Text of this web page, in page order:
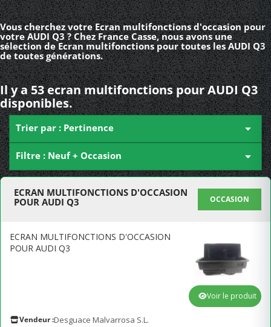
Vous cherchez votre Ecran multifonctions d'occasion pour
votre AUDI Q3 ? Chez France Casse, nous avons une
sélection de Ecran multifonctions pour toutes les AUDI Q3
de toutes générations.
Il y a 53 ecran multifonctions pour AUDI Q3
disponibles.
Trier par : Pertinence 
Filtre : Neuf + Occasion 
ECRAN MULTIFONCTIONS D'OCCASION
POUR AUDI Q3
OCCASION
ECRAN MULTIFONCTIONS D'OCCASION
POUR AUDI Q3
Vendeur :Desguace Malvarrosa S.L.
Voir le produit